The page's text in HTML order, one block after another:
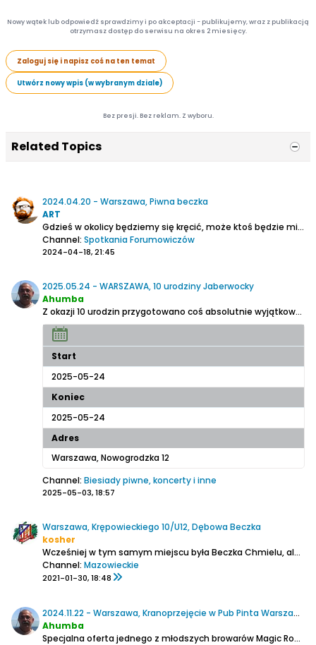
Nowy wątek lub odpowiedź sprawdzimy i po akceptacji - publikujemy, wraz z publikacją
otrzymasz dostęp do serwisu na okres 2 miesięcy.
Zaloguj się i napisz coś na ten temat
Utwórz nowy wpis (w wybranym dziale)
Bez presji. Bez reklam. Z wyboru.
Related Topics
2024.04.20 - Warszawa, Piwna beczka
ART
Gdzieś w okolicy będziemy się kręcić, może ktoś będzie miał ochotę na wspólne piwo w Piwnej Beczce.
Channel: Spotkania Forumowiczów
2024-04-18, 21:45
2025.05.24 - WARSZAWA, 10 urodziny Jaberwocky
Ahumba
Z okazji 10 urodzin przygotowano coś absolutnie wyjątkowego – 10 premierowych piw, stworzonych we współpracy z zaprzyjaźnionymi browarami z całej Polski!
Start
2025-05-24
Koniec
2025-05-24
Adres
Warszawa, Nowogrodzka 12
Channel: Biesiady piwne, koncerty i inne
2025-05-03, 18:57
Warszawa, Krępowieckiego 10/U12, Dębowa Beczka
kosher
Wcześniej w tym samym miejscu była Beczka Chmielu, ale białoruscy założyciele odstąpili lokal nowemu ukraińskiemu właścicielowi i szyld uległ zmianie.
Channel: Mazowieckie
2021-01-30, 18:48
2024.11.22 - Warszawa, Kranoprzejęcie w Pub Pinta Warszawa (Magic Road
Ahumba
Specjalna oferta jednego z młodszych browarów Magic Road